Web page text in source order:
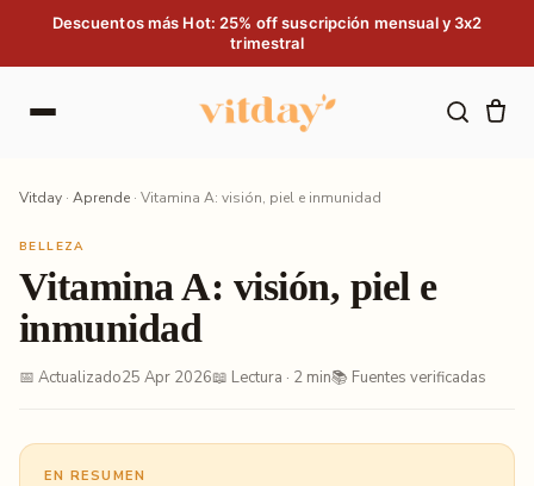
Saltar al contenido
Descuentos más Hot: 25% off suscripción mensual y 3x2
trimestral
Vitday · Aprende · Vitamina A: visión, piel e inmunidad
BELLEZA
Vitamina A: visión, piel e
inmunidad
📅 Actualizado25 Apr 2026📖 Lectura · 2 min📚 Fuentes verificadas
EN RESUMEN